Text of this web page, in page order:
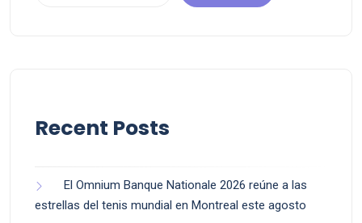
Recent Posts
El Omnium Banque Nationale 2026 reúne a las
estrellas del tenis mundial en Montreal este agosto